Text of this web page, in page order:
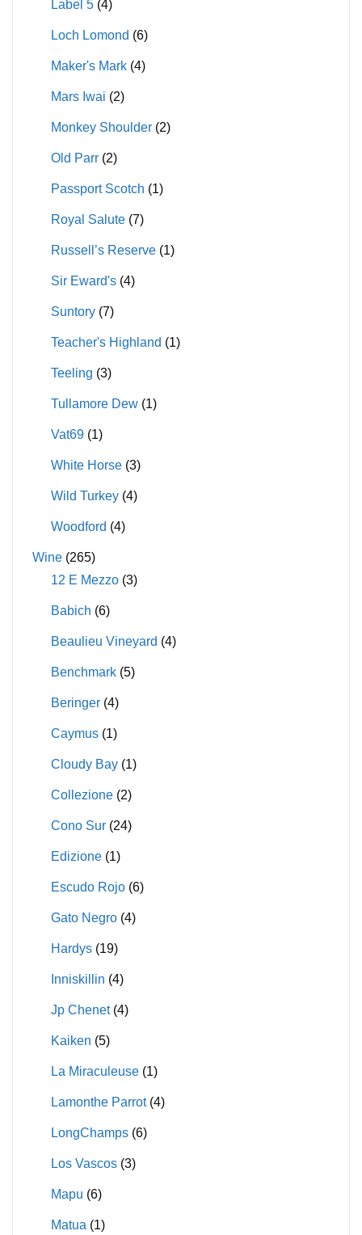
Label 5 (4)
Loch Lomond (6)
Maker's Mark (4)
Mars Iwai (2)
Monkey Shoulder (2)
Old Parr (2)
Passport Scotch (1)
Royal Salute (7)
Russell’s Reserve (1)
Sir Eward's (4)
Suntory (7)
Teacher's Highland (1)
Teeling (3)
Tullamore Dew (1)
Vat69 (1)
White Horse (3)
Wild Turkey (4)
Woodford (4)
Wine (265)
12 E Mezzo (3)
Babich (6)
Beaulieu Vineyard (4)
Benchmark (5)
Beringer (4)
Caymus (1)
Cloudy Bay (1)
Collezione (2)
Cono Sur (24)
Edizione (1)
Escudo Rojo (6)
Gato Negro (4)
Hardys (19)
Inniskillin (4)
Jp Chenet (4)
Kaiken (5)
La Miraculeuse (1)
Lamonthe Parrot (4)
LongChamps (6)
Los Vascos (3)
Mapu (6)
Matua (1)